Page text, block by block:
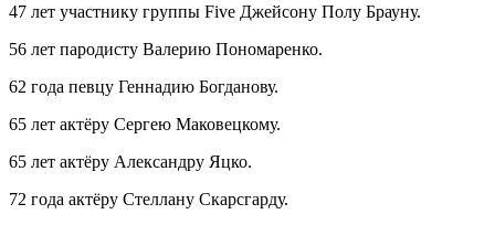
47 лет участнику группы Five Джейсону Полу Брауну.
56 лет пародисту Валерию Пономаренко.
62 года певцу Геннадию Богданову.
65 лет актёру Сергею Маковецкому.
65 лет актёру Александру Яцко.
72 года актёру Стеллану Скарсгарду.